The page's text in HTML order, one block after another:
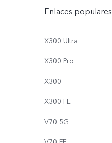
Enlaces populares
X300 Ultra
X300 Pro
X300
X300 FE
V70 5G